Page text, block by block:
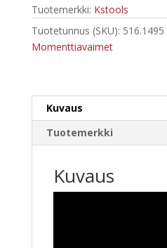
1",
516.1495
määrä
Tuotemerkki: Kstools
Tuotetunnus (SKU): 516.1495
Momenttiavaimet
Kuvaus
Tuotemerkki
Kuvaus